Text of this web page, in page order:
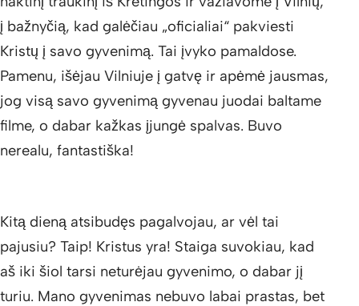
į bažnyčią, kad galėčiau „oficialiai“ pakviesti
Kristų į savo gyvenimą. Tai įvyko pamaldose.
Pamenu, išėjau Vilniuje į gatvę ir apėmė jausmas,
jog visą savo gyvenimą gyvenau juodai baltame
filme, o dabar kažkas įjungė spalvas. Buvo
nerealu, fantastiška!
Kitą dieną atsibudęs pagalvojau, ar vėl tai
pajusiu? Taip! Kristus yra! Staiga suvokiau, kad
aš iki šiol tarsi neturėjau gyvenimo, o dabar jį
turiu. Mano gyvenimas nebuvo labai prastas, bet